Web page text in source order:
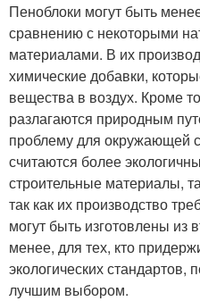
Пеноблоки могут быть
сравнению с некоторыми
материалами. В их
химические добавки,
вещества в воздух. Кроме
разлагаются природным
проблему для окружающей
считаются более
строительные материалы,
так как их производство
могут быть изготовлены из
менее, для тех, кто
экологических стандартов,
лучшим выбором.